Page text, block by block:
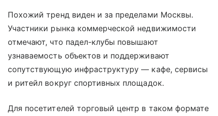
Похожий тренд виден и за пределами Москвы.
Участники рынка коммерческой недвижимости
отмечают, что падел-клубы повышают
узнаваемость объектов и поддерживают
сопутствующую инфраструктуру — кафе, сервисы
и ритейл вокруг спортивных площадок.
Для посетителей торговый центр в таком формате